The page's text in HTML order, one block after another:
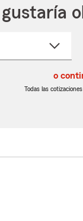
gustaría
o
Todas las